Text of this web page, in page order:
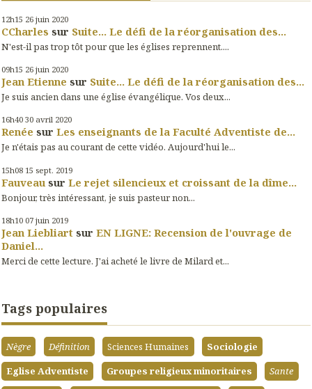
12h15 26 juin 2020
CCharles sur Suite... Le défi de la réorganisation des...
N'est-il pas trop tôt pour que les églises reprennent....
09h15 26 juin 2020
Jean Etienne sur Suite... Le défi de la réorganisation des...
Je suis ancien dans une église évangélique. Vos deux...
16h40 30 avril 2020
Renée sur Les enseignants de la Faculté Adventiste de...
Je n'étais pas au courant de cette vidéo. Aujourd'hui le...
15h08 15 sept. 2019
Fauveau sur Le rejet silencieux et croissant de la dîme...
Bonjour, très intéressant, je suis pasteur non...
18h10 07 juin 2019
Jean Liebliart sur EN LIGNE: Recension de l'ouvrage de
Daniel...
Merci de cette lecture. J'ai acheté le livre de Milard et...
Tags populaires
Nègre Définition Sciences Humaines
Sociologie
Eglise Adventiste
Groupes religieux minoritaires
Sante